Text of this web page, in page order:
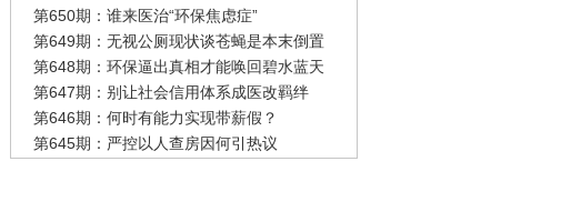
第650期：谁来医治“环保焦虑症”
第649期：无视公厕现状谈苍蝇是本末倒置
第648期：环保逼出真相才能唤回碧水蓝天
第647期：别让社会信用体系成医改羁绊
第646期：何时有能力实现带薪假？
第645期：严控以人查房因何引热议